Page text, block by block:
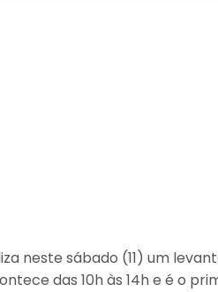
neste sábado (11) um
das 10h às 14h e é o